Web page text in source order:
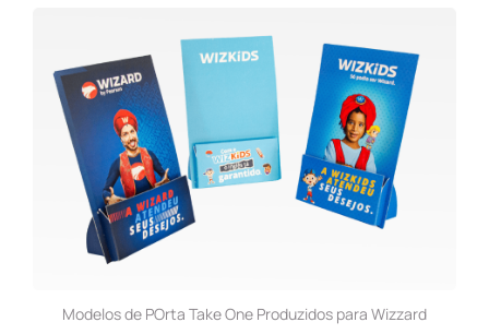
Modelos de POrta Take One Produzidos para Wizzard